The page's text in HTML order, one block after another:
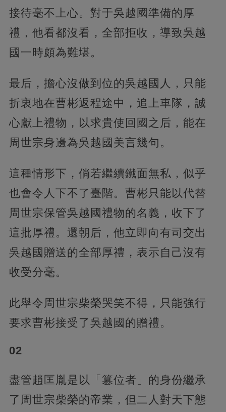
接待毫不上心。對于吳越國準備的厚
禮，他看都沒看，全部拒收，導致吳越
國一時頗為難堪。
最后，擔心沒做到位的吳越國人，只能
折衷地在曹彬返程途中，追上車隊，誠
心獻上禮物，以求貴使回國之后，能在
周世宗身邊為吳越國美言幾句。
這種情形下，倘若繼續鐵面無私，似乎
也會令人下不了臺階。曹彬只能以代替
周世宗保管吳越國禮物的名義，收下了
這批厚禮。還朝后，他立即向有司交出
吳越國贈送的全部厚禮，表示自己沒有
收受分毫。
此舉令周世宗柴榮哭笑不得，只能強行
要求曹彬接受了吳越國的贈禮。
02
盡管趙匡胤是以「篡位者」的身份繼承
了周世宗柴榮的帝業，但二人對天下態